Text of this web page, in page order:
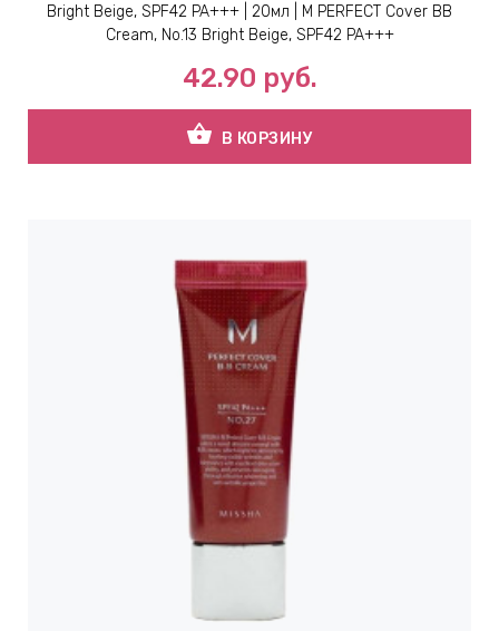
Bright Beige, SPF42 PA+++ | 20мл | M PERFECT Cover BB
Cream, No.13 Bright Beige, SPF42 PA+++
42.90 руб.
shopping_basket В КОРЗИНУ